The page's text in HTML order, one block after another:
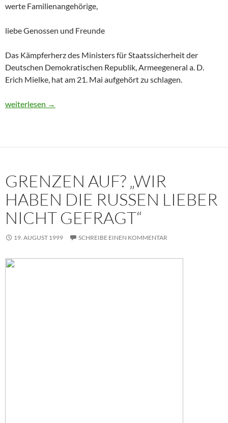
werte Familienangehörige,
liebe Genossen und Freunde
Das Kämpferherz des Ministers für Staatssicherheit der
Deutschen Demokratischen Republik, Armeegeneral a. D.
Erich Mielke, hat am 21. Mai aufgehört zu schlagen.
Historisches Dokument: Die Trauerrede für Erich Mielke (1907-
weiterlesen →
GRENZEN AUF? „WIR
HABEN DIE RUSSEN LIEBER
NICHT GEFRAGT“
19. AUGUST 1999 SCHREIBE EINEN KOMMENTAR